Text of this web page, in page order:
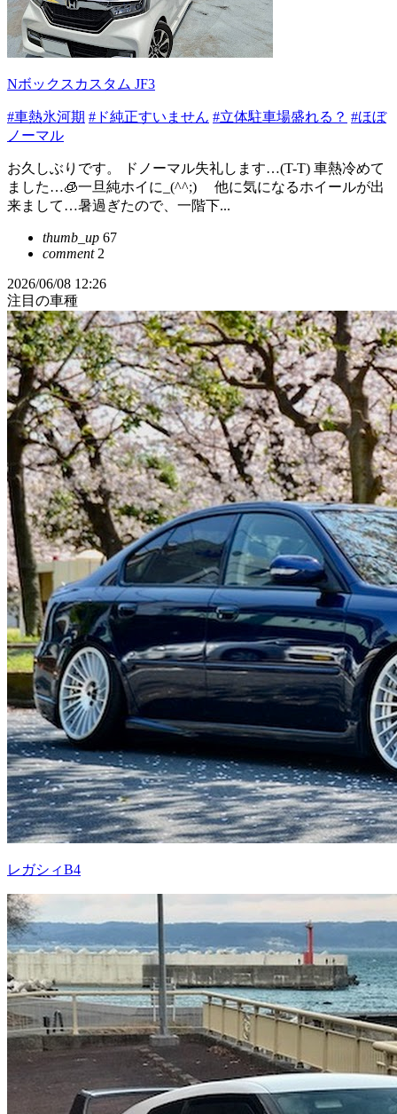
Nボックスカスタム JF3
#車熱氷河期 #ド純正すいません #立体駐車場盛れる？ #ほぼ
ノーマル
お久しぶりです。 ドノーマル失礼します…(T-T) 車熱冷めて
ました…🧊一旦純ホイに_(^^;)ゞ 他に気になるホイールが出
来まして…暑過ぎたので、一階下...
thumb_up 67
comment2
2026/06/08 12:26
注目の車種
レガシィB4